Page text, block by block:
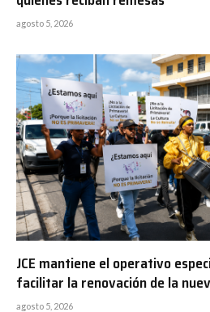
agosto 5, 2026
JCE mantiene el operativo
facilitar la renovación de la
agosto 5, 2026